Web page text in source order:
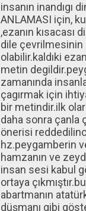
insanın inandıgı
ANLAMASI için,
,ezanın kısacası
dile çevrilmesinin
olabilir.kaldıki
metin
zamanında
çagırmak için
bir metindir.ilk
daha sonra çanla
önerisi
hz.peygamberin
hamzanın ve
insan sesi kabul
ortaya
abartmanın
düşmanı gibi